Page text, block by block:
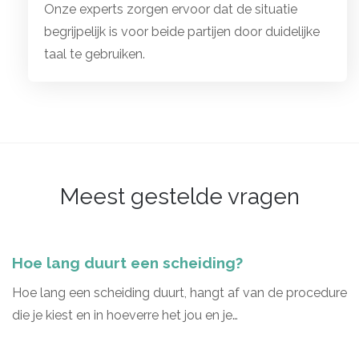
Onze experts zorgen ervoor dat de situatie
begrijpelijk is voor beide partijen door duidelijke
taal te gebruiken.
Meest gestelde vragen
Hoe lang duurt een scheiding?
Hoe lang een scheiding duurt, hangt af van de procedure
die je kiest en in hoeverre het jou en je…